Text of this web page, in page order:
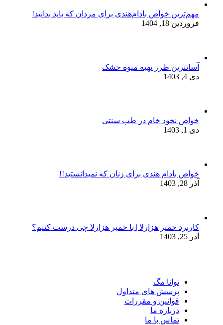
مهم‌ترین خواص بادام‌هندی برای مردان که باید بدانید!
فروردین 18, 1404
آسانترین طرز تهیه میوه خشک
دی 4, 1403
خواص نخود خام در طب سنتی
دی 1, 1403
خواص بادام هندی برای زنان که نمیدانستید!!
آذر 28, 1403
کاربرد خمیر هزارلا | با خمیر هزارلا چی درست کنیم؟
آذر 25, 1403
توانا مگ
پرسش های متداول
قوانین و مقررات
درباره ما
تماس با ما